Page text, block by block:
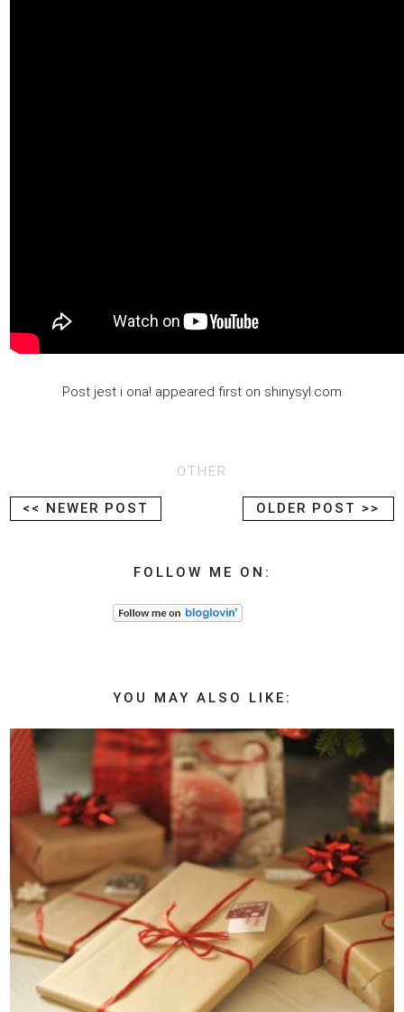
Post jest i ona! appeared first on shinysyl.com
OTHER
<< NEWER POST OLDER POST >>
FOLLOW ME ON:
YOU MAY ALSO LIKE: